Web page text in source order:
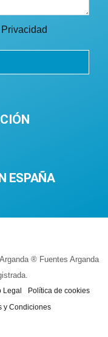
ESPAÑA
® Fuentes Arganda
Legal
Política de cookies
y Condiciones